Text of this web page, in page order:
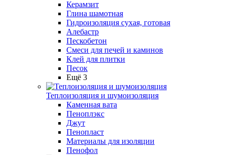
Керамзит
Глина шамотная
Гидроизоляция сухая, готовая
Алебастр
Пескобетон
Смеси для печей и каминов
Клей для плитки
Песок
Ещё 3
Теплоизоляция и шумоизоляция
Каменная вата
Пеноплэкс
Джут
Пенопласт
Материалы для изоляции
Пенофол